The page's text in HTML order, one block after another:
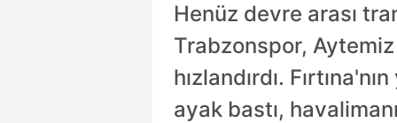
Henüz devre arası
Trabzonspor, Aytemiz
hızlandırdı.
ayak bastı,